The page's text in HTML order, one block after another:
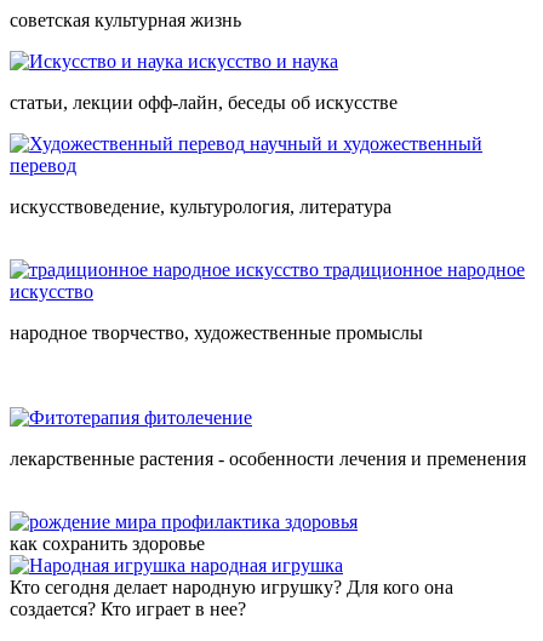
советская культурная жизнь
искусство и наука
статьи, лекции офф-лайн, беседы об искусстве
научный и художественный
перевод
искусствоведение, культурология, литература
традиционное народное
искусство
народное творчество, художественные промыслы
фитолечение
лекарственные растения - особенности лечения и пременения
профилактика здоровья
как сохранить здоровье
народная игрушка
Кто сегодня делает народную игрушку? Для кого она
создается? Кто играет в нее?